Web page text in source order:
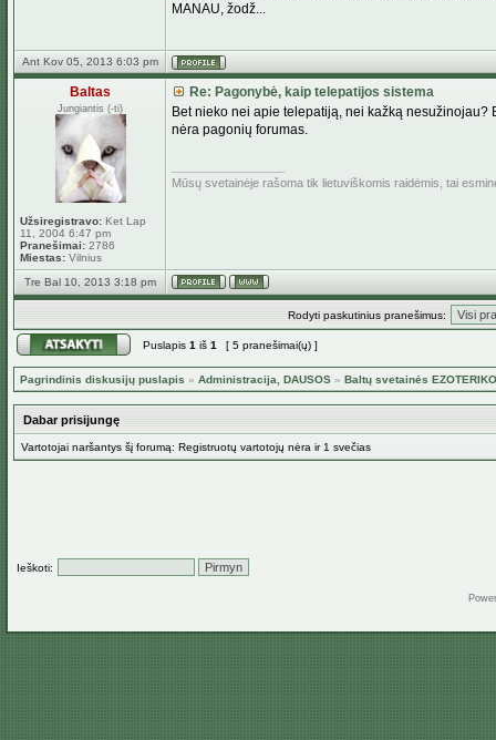
MANAU, žodž...
Ant Kov 05, 2013 6:03 pm
Baltas
Jungiantis (-ti)
Užsiregistravo: Ket Lap
11, 2004 6:47 pm
Pranešimai: 2786
Miestas: Vilnius
Re: Pagonybė, kaip telepatijos sistema
Bet nieko nei apie telepatiją, nei kažką
nėra pagonių forumas.
Mūsų svetainėje rašoma tik lietuviškomis raidėmis, tai
Tre Bal 10, 2013 3:18 pm
Rodyti paskutinius pranešimus:
Puslapis 1 iš 1 [ 5 pranešimai(ų) ]
Pagrindinis diskusijų puslapis » Administracija, DAUSOS » Baltų svetainės
Dabar prisijungę
Vartotojai naršantys šį forumą: Registruotų vartotojų nėra ir 1 svečias
Ieškoti: